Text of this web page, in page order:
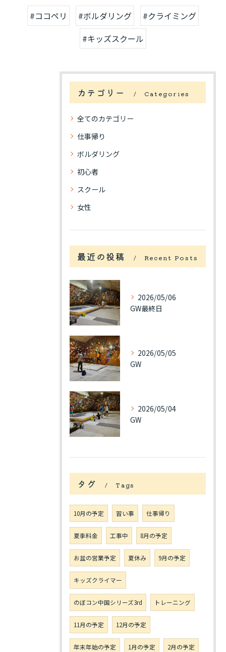
#ココペリ #ボルダリング
#クライミング
#キッズスクール
カテゴリー Categories
全てのカテゴリー
仕事帰り
ボルダリング
初心者
スクール
女性
最近の投稿 Recent Posts
2026/05/06
GW最終日
2026/05/05
GW
2026/05/04
GW
タグ Tags
10月の予定 習い事 仕事帰り
夏季料金 工事中 8月の予定
お盆の営業予定 夏休み 9月の予定
キッズクライマー
のぼコン中国シリーズ3rd トレーニング
11月の予定 12月の予定
年末年始の予定 1月の予定 2月の予定